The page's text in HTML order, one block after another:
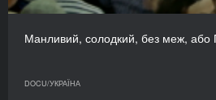
Манливий, солодкий, без меж, або
DOCU/УКРАЇНА